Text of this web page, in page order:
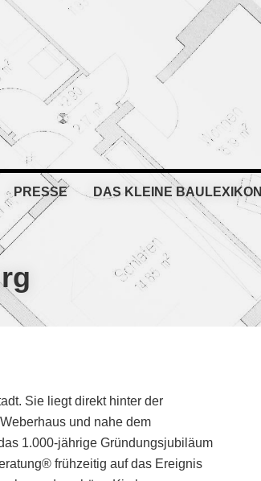
PRESSE DAS KLEINE BAULEXIKON
Sie liegt direkt hinter der
und nahe dem
1.000-jährige Gründungsjubiläum
frühzeitig auf das Ereignis